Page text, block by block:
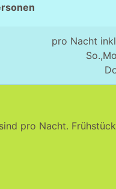
pro Nacht
pro Nacht.